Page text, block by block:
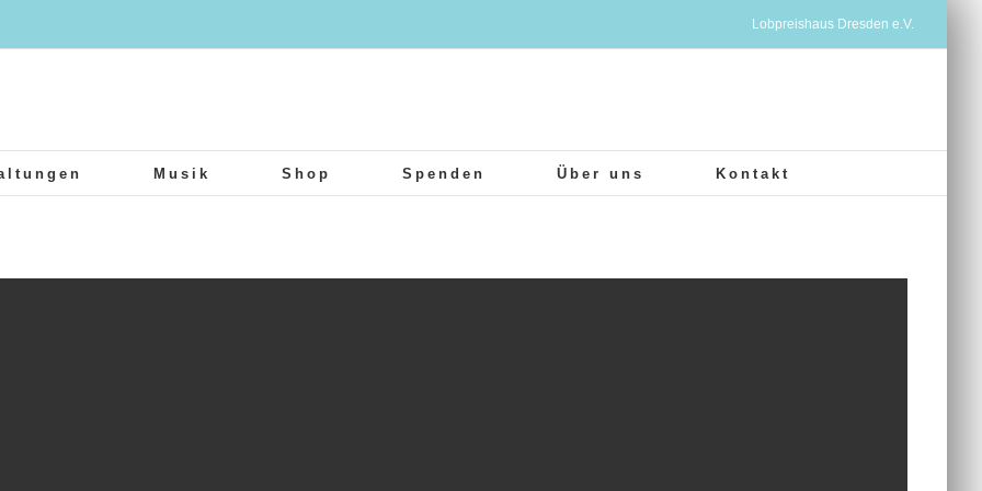
Lobpreishaus Dresden e.V.
Musik Shop Spenden Über uns Kontakt